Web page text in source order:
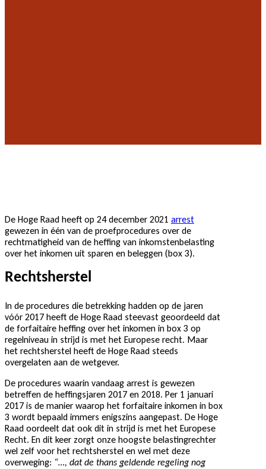
De Hoge Raad heeft op 24 december 2021 arrest
gewezen in één van de proefprocedures over de
rechtmatigheid van de heffing van inkomstenbelasting
over het inkomen uit sparen en beleggen (box 3).
Rechtsherstel
In de procedures die betrekking hadden op de jaren
vóór 2017 heeft de Hoge Raad steevast geoordeeld dat
de forfaitaire heffing over het inkomen in box 3 op
regelniveau in strijd is met het Europese recht. Maar
het rechtsherstel heeft de Hoge Raad steeds
overgelaten aan de wetgever.
De procedures waarin vandaag arrest is gewezen
betreffen de heffingsjaren 2017 en 2018. Per 1 januari
2017 is de manier waarop het forfaitaire inkomen in box
3 wordt bepaald immers enigszins aangepast. De Hoge
Raad oordeelt dat ook dit in strijd is met het Europese
Recht. En dit keer zorgt onze hoogste belastingrechter
wel zelf voor het rechtsherstel en wel met deze
overweging: “…, dat de thans geldende regeling nog